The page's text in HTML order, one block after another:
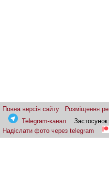
Повна версія сайту Розміщення
Telegram-канал
Застосунок:
Надіслати фото через telegram